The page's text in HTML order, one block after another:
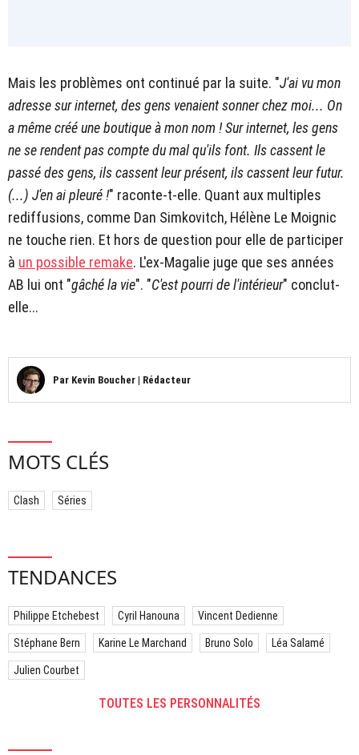
Mais les problèmes ont continué par la suite. "J'ai vu mon
adresse sur internet, des gens venaient sonner chez moi... On
a même créé une boutique à mon nom ! Sur internet, les gens
ne se rendent pas compte du mal qu'ils font. Ils cassent le
passé des gens, ils cassent leur présent, ils cassent leur futur.
(...) J'en ai pleuré !" raconte-t-elle. Quant aux multiples
rediffusions, comme Dan Simkovitch, Hélène Le Moignic
ne touche rien. Et hors de question pour elle de participer
à un possible remake. L'ex-Magalie juge que ses années
AB lui ont "gâché la vie". "C'est pourri de l'intérieur" conclut-
elle...
Par Kevin Boucher | Rédacteur
MOTS CLÉS
Clash Séries
TENDANCES
Philippe Etchebest Cyril Hanouna Vincent Dedienne
Stéphane Bern Karine Le Marchand Bruno Solo Léa Salamé
Julien Courbet
TOUTES LES PERSONNALITÉS